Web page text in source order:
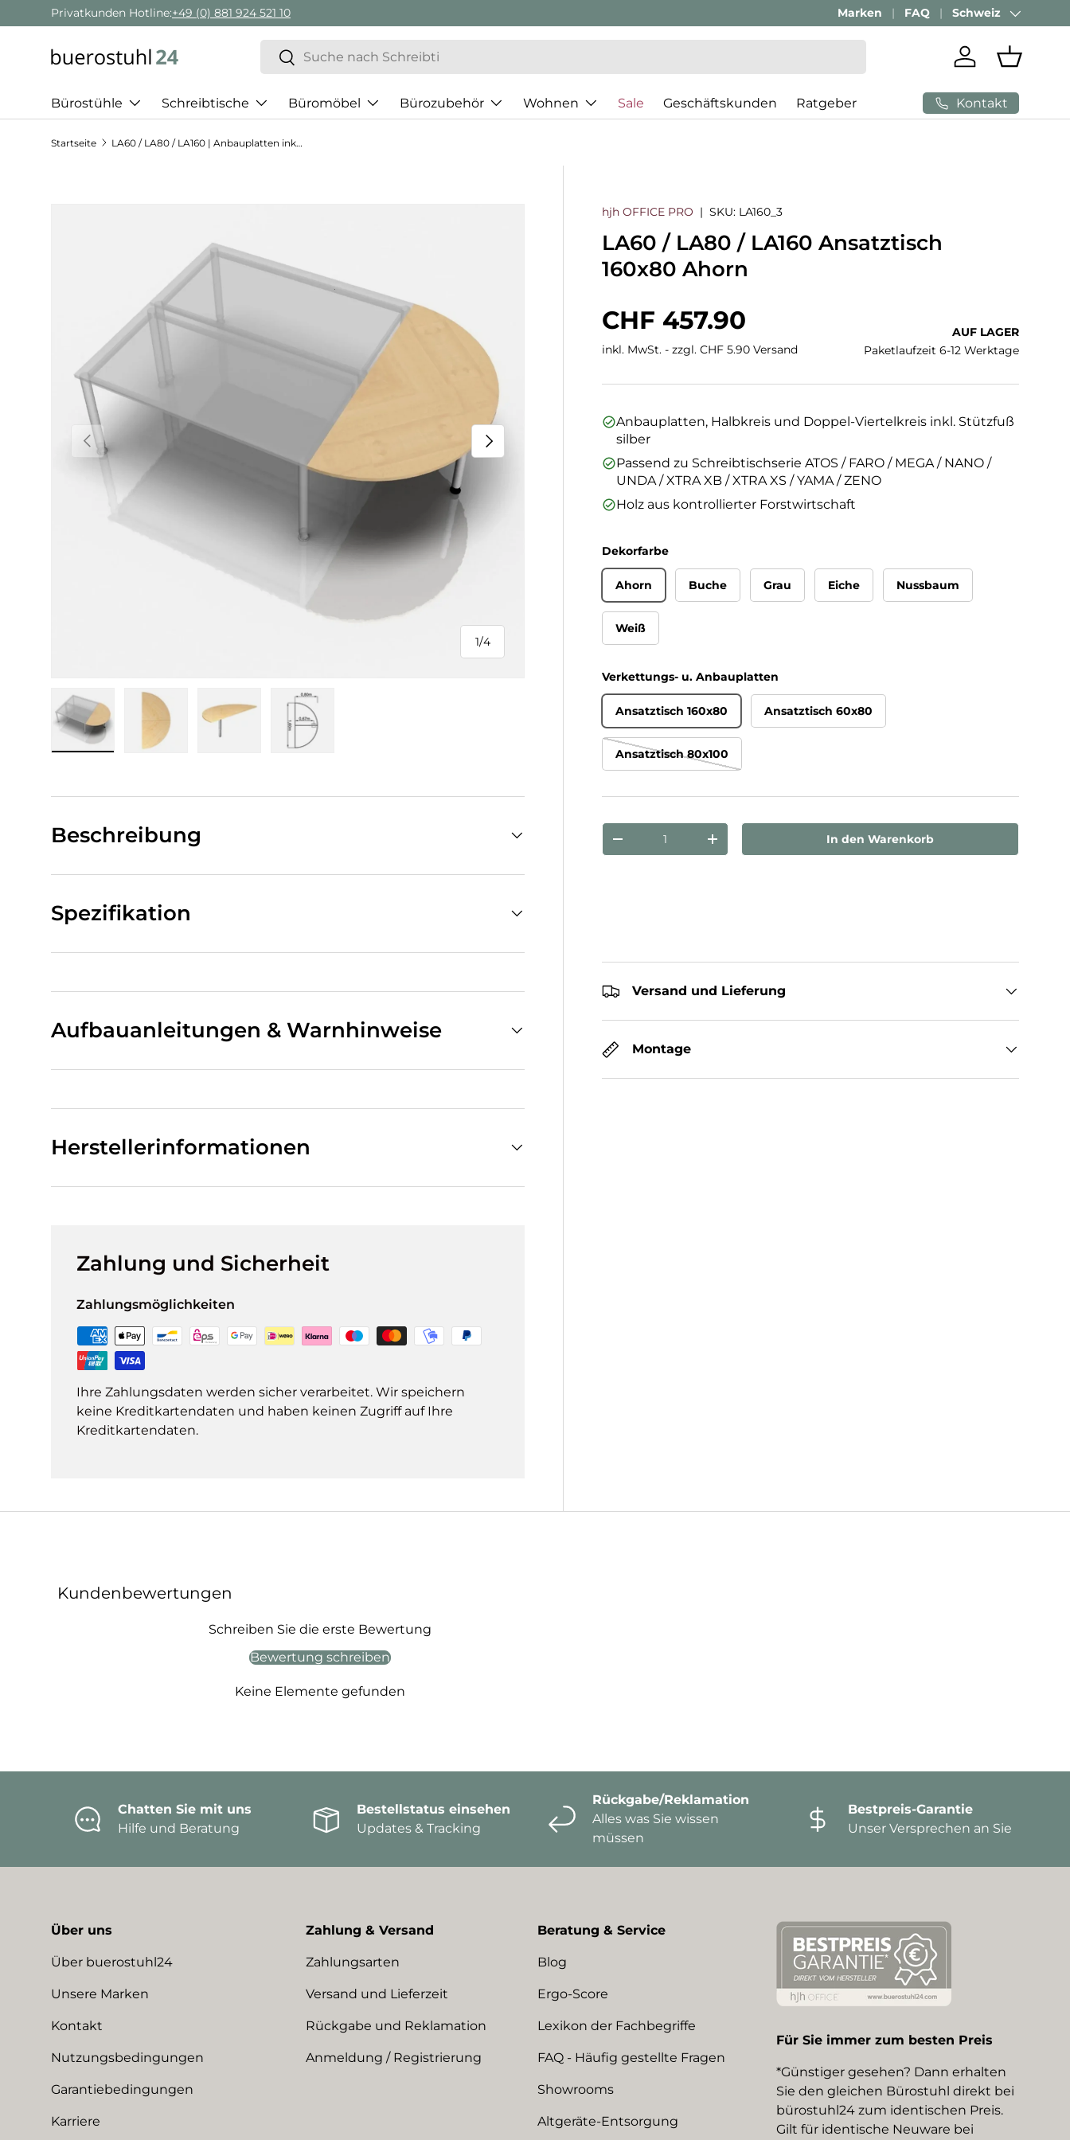
Direkt zum Inhalt
Privatkunden Hotline:+49 (0) 881 924 521 10 Marken FAQ Land/Region
Schweiz
Suchen
Suchen
Einloggen
Bürostühle Schreibtische Büromöbel Bürozubehör Wohnen Sale Geschäftskunden Ratgeber Kontakt
Startseite LA60 / LA80 / LA160 | Anbauplatten inkl. Stützfuß silber
Vorherige
1/
von
4
Nächste
hjh OFFICE PRO |SKU: LA160_3
LA60 / LA80 / LA160 Ansatztisch
160x80 Ahorn
Normaler Preis
CHF 457.90
inkl. MwSt. - zzgl. CHF 5.90 Versand
AUF LAGER
Paketlaufzeit 6-12 Werktage
Anbauplatten, Halbkreis und Doppel-Viertelkreis inkl. Stützfuß
silber
Passend zu Schreibtischserie ATOS / FARO / MEGA / NANO /
UNDA / XTRA XB / XTRA XS / YAMA / ZENO
Holz aus kontrollierter Forstwirtschaft
Dekorfarbe
Ahorn Buche Grau Eiche Nussbaum
Weiß
Verkettungs- u. Anbauplatten
Ansatztisch 160x80 Ansatztisch 60x80
Ansatztisch 80x100
Anzahl
Menge verringernMenge erhöhen In den Warenkorb
Versand und Lieferung
Montage
Beschreibung
Spezifikation
Aufbauanleitungen & Warnhinweise
Herstellerinformationen
Zahlung und Sicherheit
Zahlungsmöglichkeiten
Ihre Zahlungsdaten werden sicher verarbeitet. Wir speichern
keine Kreditkartendaten und haben keinen Zugriff auf Ihre
Kreditkartendaten.
Kundenbewertungen
Schreiben Sie die erste Bewertung
Bewertung schreiben
Keine Elemente gefunden
Chatten Sie mit uns
Hilfe und Beratung
Bestellstatus einsehen
Updates & Tracking
Rückgabe/Reklamation
Alles was Sie wissen
müssen
Bestpreis-Garantie
Unser Versprechen an Sie
Über uns
Über buerostuhl24
Unsere Marken
Kontakt
Nutzungsbedingungen
Garantiebedingungen
Karriere
Zahlung & Versand
Zahlungsarten
Versand und Lieferzeit
Rückgabe und Reklamation
Anmeldung / Registrierung
Beratung & Service
Blog
Ergo-Score
Lexikon der Fachbegriffe
FAQ - Häufig gestellte Fragen
Showrooms
Altgeräte-Entsorgung
Für Sie immer zum besten Preis
*Günstiger gesehen? Dann erhalten
Sie den gleichen Bürostuhl direkt bei
bürostuhl24 zum identischen Preis.
Gilt für identische Neuware bei